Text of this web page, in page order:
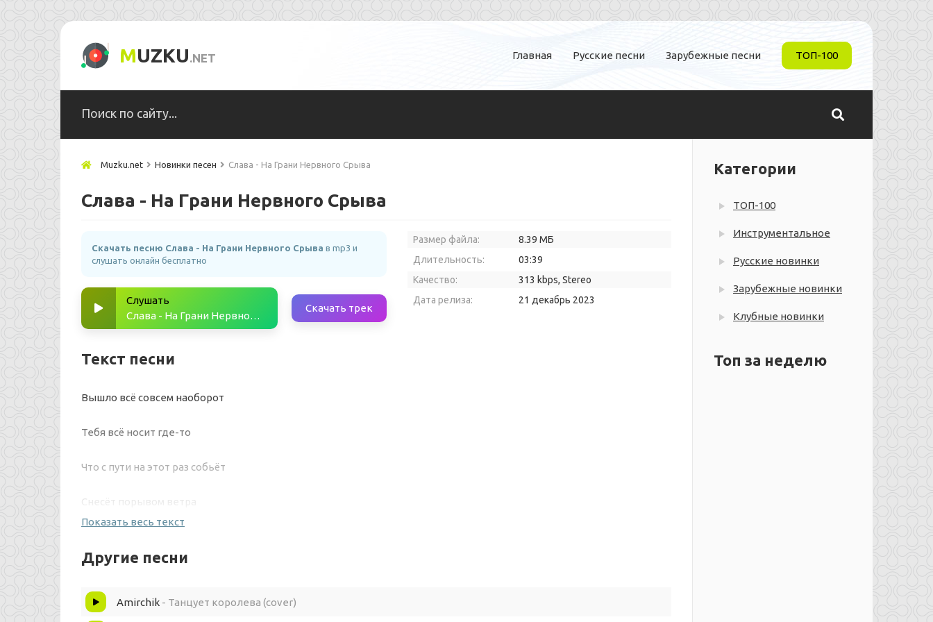
MUZKU.NET Главная Русские песни Зарубежные песни ТОП-100
Muzku.net Новинки песен Слава - На Грани Нервного Срыва
Слава - На Грани Нервного Срыва
Скачать песню Слава - На Грани Нервного Срыва в mp3 и
слушать онлайн бесплатно
Слушать
Слава - На Грани Нервного Срыва
Скачать трек
Размер файла:
8.39 МБ
Длительность:
03:39
Качество:
313 kbps, Stereo
Дата релиза:
21 декабрь 2023
Текст песни
Вышло всё совсем наоборот
Тебя всё носит где-то
Что с пути на этот раз собьёт
Снесёт порывом ветра
Показать весь текст
Другие песни
Amirchik - Танцует королева (cover)
Категории
ТОП-100
Инструментальное
Русские новинки
Зарубежные новинки
Клубные новинки
Топ за неделю